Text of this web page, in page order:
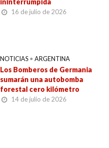
ininterrumpida
16 de julio de 2026
NOTICIAS • ARGENTINA
Los Bomberos de Germania
sumarán una autobomba
forestal cero kilómetro
14 de julio de 2026